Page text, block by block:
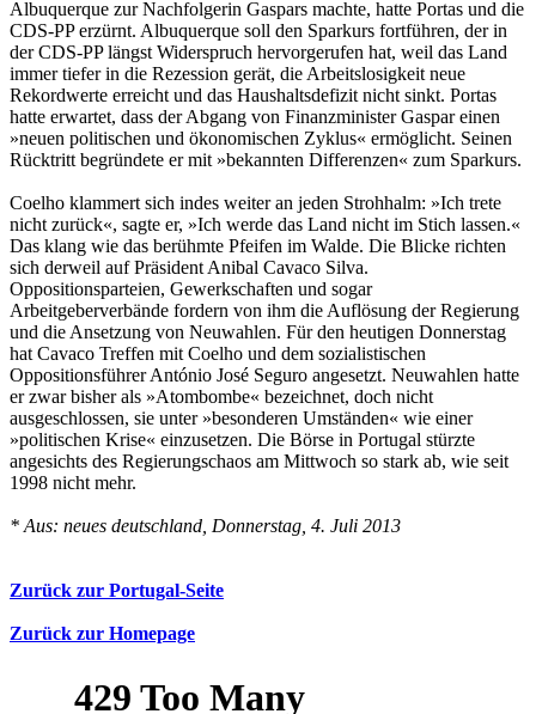
Albuquerque zur Nachfolgerin Gaspars machte, hatte Portas und die
CDS-PP erzürnt. Albuquerque soll den Sparkurs fortführen, der in
der CDS-PP längst Widerspruch hervorgerufen hat, weil das Land
immer tiefer in die Rezession gerät, die Arbeitslosigkeit neue
Rekordwerte erreicht und das Haushaltsdefizit nicht sinkt. Portas
hatte erwartet, dass der Abgang von Finanzminister Gaspar einen
»neuen politischen und ökonomischen Zyklus« ermöglicht. Seinen
Rücktritt begründete er mit »bekannten Differenzen« zum Sparkurs.
Coelho klammert sich indes weiter an jeden Strohhalm: »Ich trete
nicht zurück«, sagte er, »Ich werde das Land nicht im Stich lassen.«
Das klang wie das berühmte Pfeifen im Walde. Die Blicke richten
sich derweil auf Präsident Anibal Cavaco Silva.
Oppositionsparteien, Gewerkschaften und sogar
Arbeitgeberverbände fordern von ihm die Auflösung der Regierung
und die Ansetzung von Neuwahlen. Für den heutigen Donnerstag
hat Cavaco Treffen mit Coelho und dem sozialistischen
Oppositionsführer António José Seguro angesetzt. Neuwahlen hatte
er zwar bisher als »Atombombe« bezeichnet, doch nicht
ausgeschlossen, sie unter »besonderen Umständen« wie einer
»politischen Krise« einzusetzen. Die Börse in Portugal stürzte
angesichts des Regierungschaos am Mittwoch so stark ab, wie seit
1998 nicht mehr.
* Aus: neues deutschland, Donnerstag, 4. Juli 2013
Zurück zur Portugal-Seite
Zurück zur Homepage